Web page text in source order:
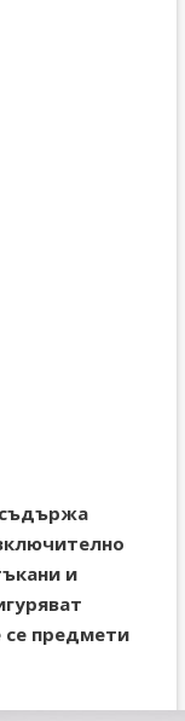
съдържа
и
предмети